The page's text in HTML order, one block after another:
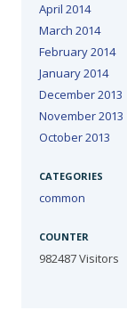
April 2014
March 2014
February 2014
January 2014
December 2013
November 2013
October 2013
CATEGORIES
common
COUNTER
982487Visitors